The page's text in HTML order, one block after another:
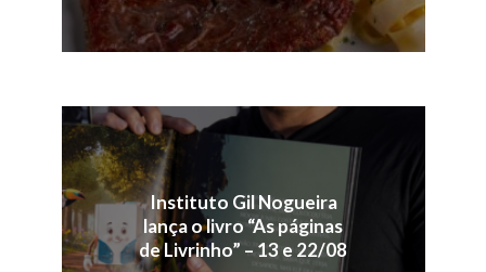
Instituto Gil Nogueira
lança o livro “As páginas
de Livrinho” – 13 e 22/08